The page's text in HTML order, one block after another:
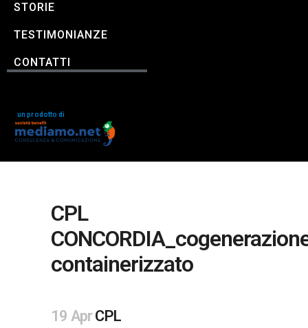
STORIE
TESTIMONIANZE
CONTATTI
un prodotto di
CPL
containerizzato
19 AprCPL